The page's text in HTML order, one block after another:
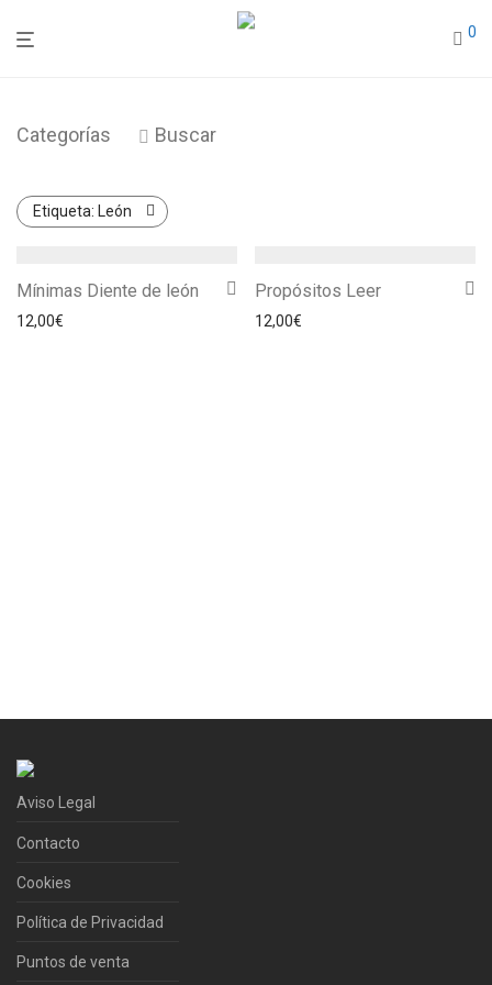
0
Categorías Buscar
Etiqueta: León
Mínimas Diente de león
12,00€
Propósitos Leer
12,00€
Aviso Legal
Contacto
Cookies
Política de Privacidad
Puntos de venta